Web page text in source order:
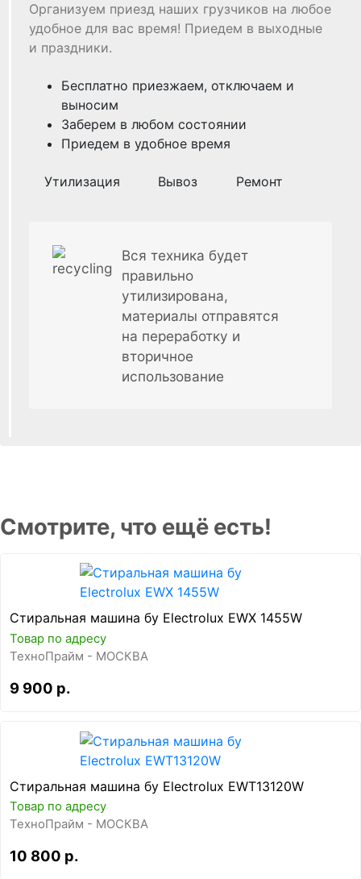
Организуем приезд наших грузчиков на любое
удобное для вас время! Приедем в выходные
и праздники.
Бесплатно приезжаем, отключаем и
выносим
Заберем в любом состоянии
Приедем в удобное время
Утилизация Вывоз Ремонт
Вся техника будет
правильно
утилизирована,
материалы отправятся
на переработку и
вторичное
использование
Смотрите, что ещё есть!
Стиральная машина бу Electrolux EWX 1455W
Товар по адресу
ТехноПрайм - МОСКВА
9 900 р.
Стиральная машина бу Electrolux EWT13120W
Товар по адресу
ТехноПрайм - МОСКВА
10 800 р.